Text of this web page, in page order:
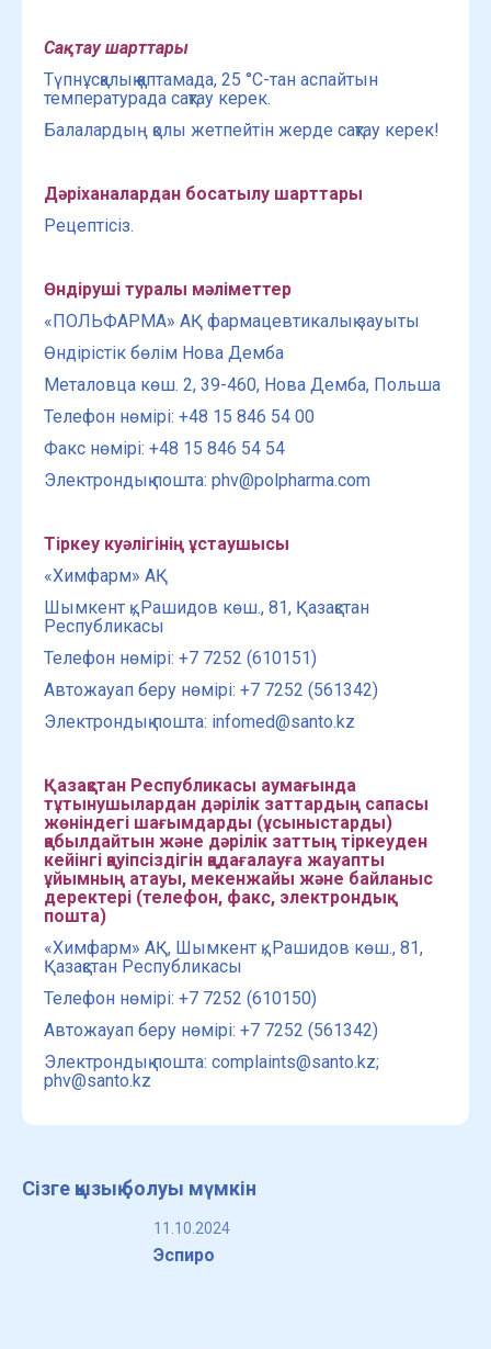
Сақтау шарттары
Түпнұсқалық қаптамада, 25 °С-тан аспайтын
температурада сақтау керек.
Балалардың қолы жетпейтін жерде сақтау керек!
Дәріханалардан босатылу шарттары
Рецептісіз.
Өндіруші туралы мәліметтер
«ПОЛЬФАРМА» АҚ фармацевтикалық зауыты
Өндірістік бөлім Нова Демба
Металовца көш. 2, 39-460, Нова Демба, Польша
Телефон нөмірі: +48 15 846 54 00
Факс нөмірі: +48 15 846 54 54
Электрондық пошта: phv@polpharma.com
Тіркеу куәлігінің ұстаушысы
«Химфарм» АҚ
Шымкент қ., Рашидов көш., 81, Қазақстан
Республикасы
Телефон нөмірі: +7 7252 (610151)
Автожауап беру нөмірі: +7 7252 (561342)
Электрондық пошта: infomed@santo.kz
Қазақстан Республикасы аумағында
тұтынушылардан дәрілік заттардың сапасы
жөніндегі шағымдарды (ұсыныстарды)
қабылдайтын және дәрілік заттың тіркеуден
кейінгі қауіпсіздігін қадағалауға жауапты
ұйымның атауы, мекенжайы және байланыс
деректері (телефон, факс, электрондық
пошта)
«Химфарм» АҚ, Шымкент қ., Рашидов көш., 81,
Қазақстан Республикасы
Телефон нөмірі: +7 7252 (610150)
Автожауап беру нөмірі: +7 7252 (561342)
Электрондық пошта: complaints@santo.kz;
phv@santo.kz
Сізге қызық болуы мүмкін
11.10.2024
Эспиро